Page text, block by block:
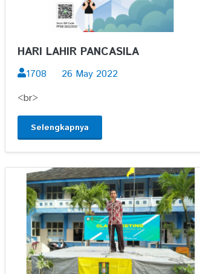
HARI LAHIR PANCASILA
1708
26 May 2022
<br>
Selengkapnya